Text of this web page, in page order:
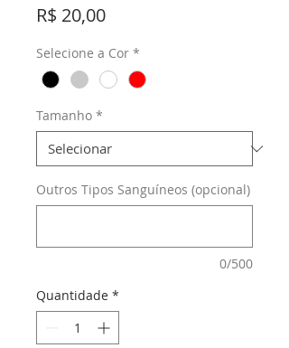
R$ 20,00Preço
Selecione a Cor *
Tamanho *
Outros Tipos Sanguíneos (opcional)
0/500
Quantidade *